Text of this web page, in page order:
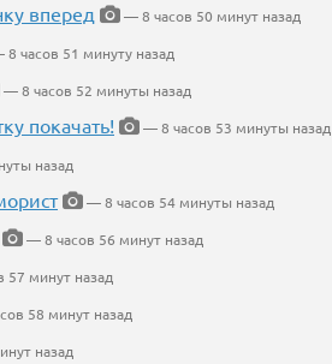
вперед
— 8 часов 50 минут назад
часов 51 минуту назад
— 8 часов 52 минуты назад
покачать!
— 8 часов 53 минуты назад
назад
— 8 часов 54 минуты назад
— 8 часов 56 минут назад
57 минут назад
58 минут назад
назад